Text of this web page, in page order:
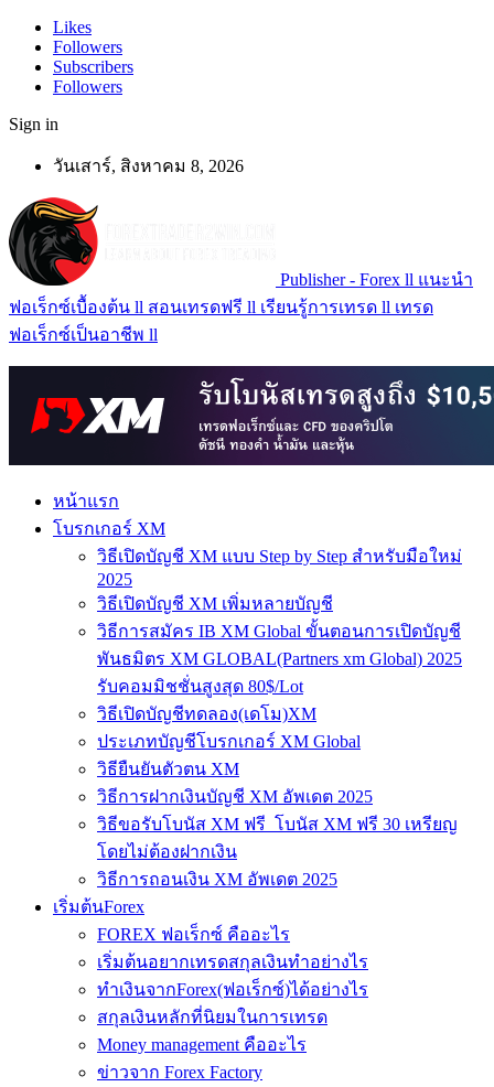
Likes
Followers
Subscribers
Followers
Sign in
วันเสาร์, สิงหาคม 8, 2026
Publisher - Forex ll แนะนำ
ฟอเร็กซ์เบื้องต้น ll สอนเทรดฟรี ll เรียนรู้การเทรด ll เทรด
ฟอเร็กซ์เป็นอาชีพ ll
หน้าแรก
โบรกเกอร์ XM
วิธีเปิดบัญชี XM แบบ Step by Step สำหรับมือใหม่
2025
วิธีเปิดบัญชี XM เพิ่มหลายบัญชี
วิธีการสมัคร IB XM Global ขั้นตอนการเปิดบัญชี
พันธมิตร XM GLOBAL(Partners xm Global) 2025
รับคอมมิชชั่นสูงสุด 80$/Lot
วิธีเปิดบัญชีทดลอง(เดโม)XM
ประเภทบัญชีโบรกเกอร์ XM Global
วิธียืนยันตัวตน XM
วิธีการฝากเงินบัญชี XM อัพเดต 2025
วิธีขอรับโบนัส XM ฟรี โบนัส XM ฟรี 30 เหรียญ
โดยไม่ต้องฝากเงิน
วิธีการถอนเงิน XM อัพเดต 2025
เริ่มต้นForex
FOREX ฟอเร็กซ์ คืออะไร
เริ่มต้นอยากเทรดสกุลเงินทำอย่างไร
ทำเงินจากForex(ฟอเร็กซ์)ได้อย่างไร
สกุลเงินหลักที่นิยมในการเทรด
Money management คืออะไร
ข่าวจาก Forex Factory